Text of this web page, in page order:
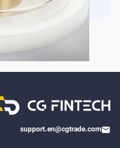
support.en@cgtrade.com